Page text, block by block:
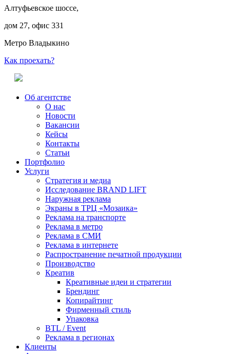
Алтуфьевское шоссе,
дом 27, офис 331
Метро Владыкино
Как проехать?
Об агентстве
О нас
Новости
Вакансии
Кейсы
Контакты
Статьи
Портфолио
Услуги
Стратегия и медиа
Исследование BRAND LIFT
Наружная реклама
Экраны в ТРЦ «Мозаика»
Реклама на транспорте
Реклама в метро
Реклама в СМИ
Реклама в интернете
Распространение печатной продукции
Производство
Креатив
Креативные идеи и стратегии
Брендинг
Копирайтинг
Фирменный стиль
Упаковка
BTL / Event
Реклама в регионах
Клиенты